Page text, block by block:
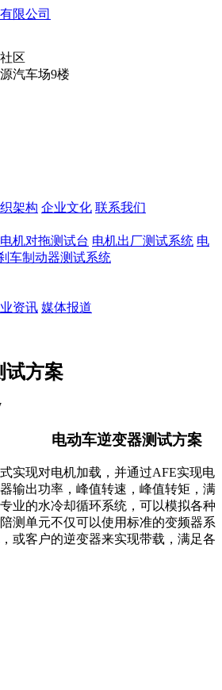
区
汽车场9楼
架构 企业文化 联系我们
电机对拖测试台 电机出厂测试系统 电
车制动器测试系统
资讯 媒体报道
试方案
电动车逆变器测试方案
实现对电机加载，并通过AFE实现电
输出功率，峰值转速，峰值转矩，满
业的水冷却循环系统，可以模拟各种
测单元不仅可以使用标准的变频器系
或客户的逆变器来实现带载，满足各